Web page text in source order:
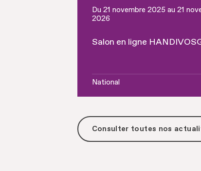
Du 21 novembre 2025 au 21
2026
Salon en ligne
National
Consulter toutes nos